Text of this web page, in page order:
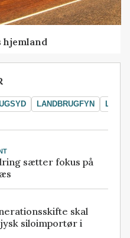
LANDBRUGFYN
sætter fokus på
skal
siloimportør i